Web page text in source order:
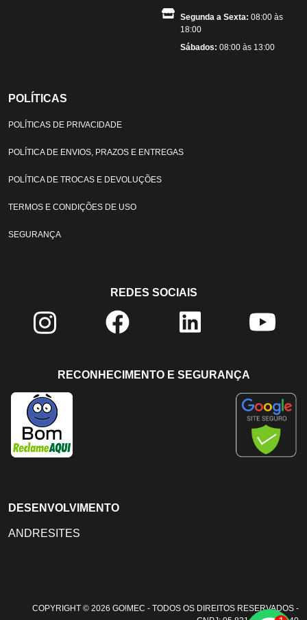
Segunda a Sexta: 08:00 às
18:00
Sábados: 08:00 às 13:00
POLÍTICAS
POLÍTICAS DE PRIVACIDADE
POLÍTICA DE ENVIOS, PRAZOS E ENTREGAS
POLÍTICA DE TROCAS E DEVOLUÇÕES
TERMOS E CONDIÇÕES DE USO
SEGURANÇA
REDES SOCIAIS
RECONHECIMENTO E SEGURANÇA
DESENVOLVIMENTO
ANDRESITES
COPYRIGHT © 2026 GO!MEC - TODOS OS DIREITOS RESERVADOS -